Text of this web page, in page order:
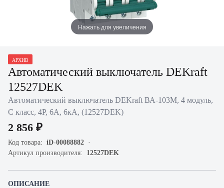
Нажать для увеличения
АРХИВ
Автоматический выключатель DEKraft
12527DEK
Автоматический выключатель DEKraft ВА-103M, 4 модуль,
C класс, 4P, 6А, 6кА, (12527DEK)
2 856 ₽
Код товара: iD-00088882
Артикул производителя: 12527DEK
ОПИСАНИЕ